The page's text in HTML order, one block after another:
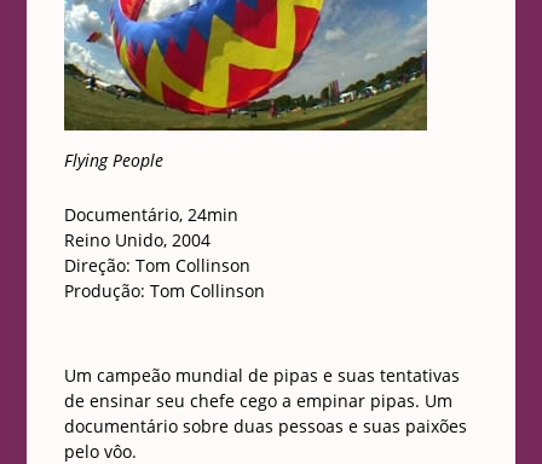
Flying People
Documentário, 24min
Reino Unido, 2004
Direção: Tom Collinson
Produção: Tom Collinson
Um campeão mundial de pipas e suas tentativas
de ensinar seu chefe cego a empinar pipas. Um
documentário sobre duas pessoas e suas paixões
pelo vôo.